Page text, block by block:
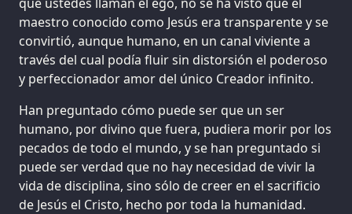
maestro conocido como Jesús era transparente y se
convirtió, aunque humano, en un canal viviente a
través del cual podía fluir sin distorsión el poderoso
y perfeccionador amor del único Creador infinito.
Han preguntado cómo puede ser que un ser
humano, por divino que fuera, pudiera morir por los
pecados de todo el mundo, y se han preguntado si
puede ser verdad que no hay necesidad de vivir la
vida de disciplina, sino sólo de creer en el sacrificio
de Jesús el Cristo, hecho por toda la humanidad.